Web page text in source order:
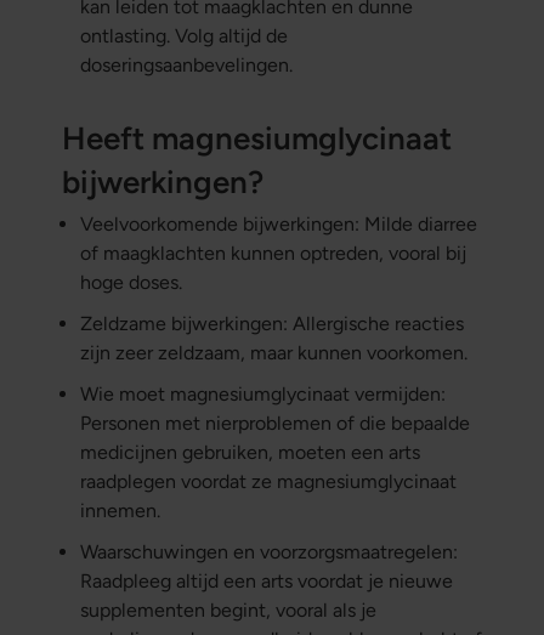
kan leiden tot maagklachten en dunne
ontlasting. Volg altijd de
doseringsaanbevelingen.
Heeft magnesiumglycinaat
bijwerkingen?
Veelvoorkomende bijwerkingen: Milde diarree
of maagklachten kunnen optreden, vooral bij
hoge doses.
Zeldzame bijwerkingen: Allergische reacties
zijn zeer zeldzaam, maar kunnen voorkomen.
Wie moet magnesiumglycinaat vermijden:
Personen met nierproblemen of die bepaalde
medicijnen gebruiken, moeten een arts
raadplegen voordat ze magnesiumglycinaat
innemen.
Waarschuwingen en voorzorgsmaatregelen:
Raadpleeg altijd een arts voordat je nieuwe
supplementen begint, vooral als je